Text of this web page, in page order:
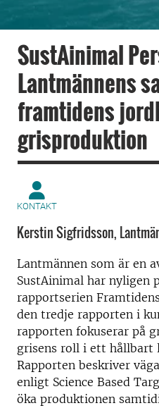
SustAinimal
Lantmännens
framtidens
grisproduktion
KONTAKT
Kerstin Sigfridsson,
Lantmännen som är en
SustAinimal har nyligen
rapportserien
den tredje rapporten i
rapporten fokuserar på
grisens roll i ett hållbart
Rapporten beskriver
enligt Science Based
öka produktionen